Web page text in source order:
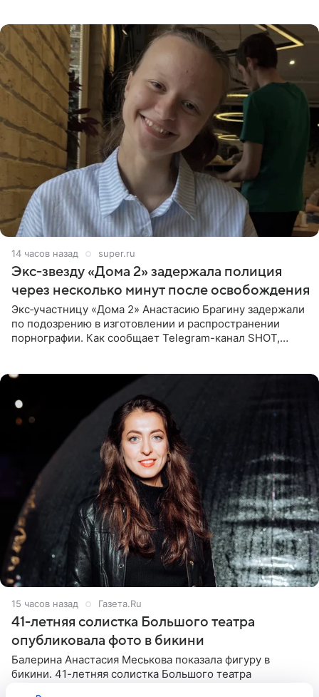
14 часов назад super.ru
Экс‑звезду «Дома 2» задержала полиция
через несколько минут после освобождения
Экс‑участницу «Дома 2» Анастасию Брагину задержали
по подозрению в изготовлении и распространении
порнографии. Как сообщает Telegram-канал SHOT,
15 часов назад Газета.Ru
41-летняя солистка Большого театра
опубликовала фото в бикини
Балерина Анастасия Меськова показала фигуру в
бикини. 41-летняя солистка Большого театра